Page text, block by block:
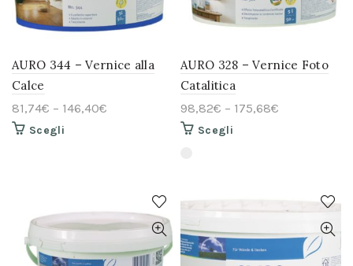
AURO 344 – Vernice alla
Calce
81,74€ – 146,40€
ScegliQuesto
possono
essere
scelte
nella
AURO 328 – Vernice Foto
Catalitica
98,82€ – 175,68€
ScegliQuesto
essere
scelte
nella